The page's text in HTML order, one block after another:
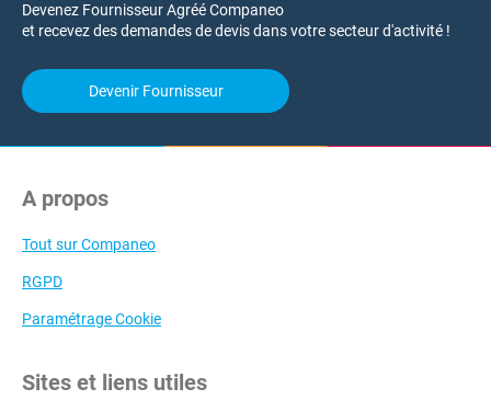
Devenez Fournisseur Agréé Companeo
et recevez des demandes de devis dans votre secteur d'activité !
Devenir Fournisseur
A propos
Tout sur Companeo
RGPD
Paramétrage Cookie
Sites et liens utiles